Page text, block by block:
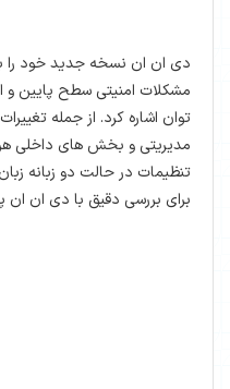
دی ان ان نسخه جدید خود را
مشکلات امنیتی سطح پایین
توان اشاره کرد. از جمله
مدیریتی و بخش های داخلی
تنظیمات در حالت دو زبانه
برای بررسی دقیق با دی ان ان